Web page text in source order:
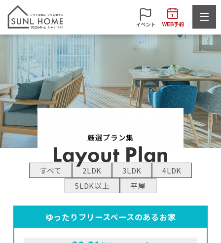
厳選プラン集
Layout Plan
すべて 2LDK 3LDK
4LDK
5LDK以上
平屋
ゆったりフリースペースのあるお家